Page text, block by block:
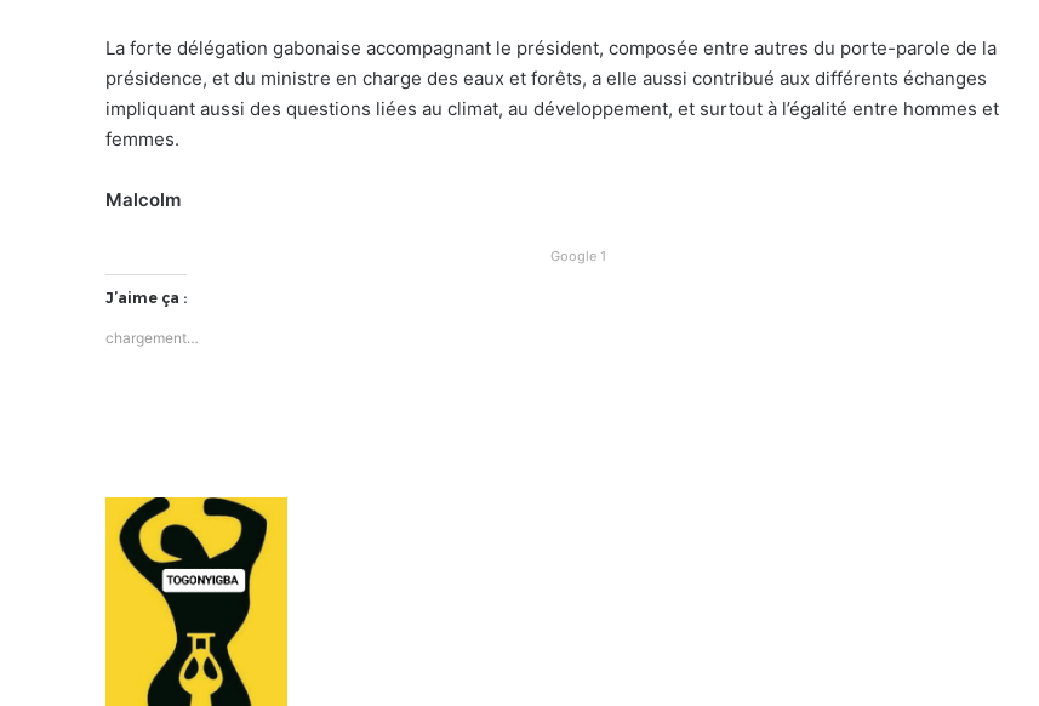
La forte délégation gabonaise accompagnant le président, composée entre autres du porte-parole de la
présidence, et du ministre en charge des eaux et forêts, a elle aussi contribué aux différents échanges
impliquant aussi des questions liées au climat, au développement, et surtout à l’égalité entre hommes et
femmes.
Malcolm
Google 1
J’aime ça :
chargement…